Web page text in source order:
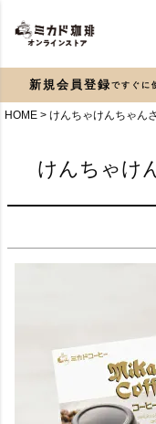
新規会員登録 ですぐに
HOME けんちゃけんちゃん
けんちゃけ